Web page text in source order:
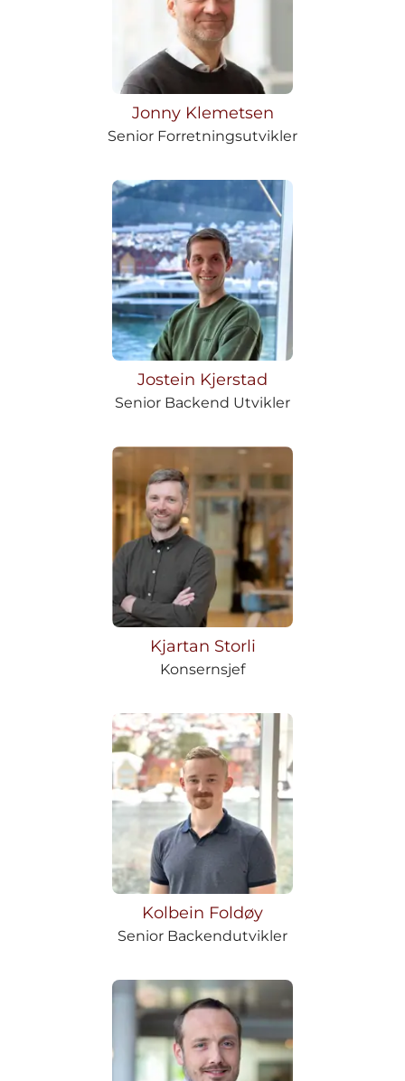
Jonny Klemetsen
Senior Forretningsutvikler
Jostein Kjerstad
Senior Backend Utvikler
Kjartan Storli
Konsernsjef
Kolbein Foldøy
Senior Backendutvikler